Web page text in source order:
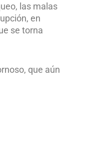
las malas
en
se torna
que aún